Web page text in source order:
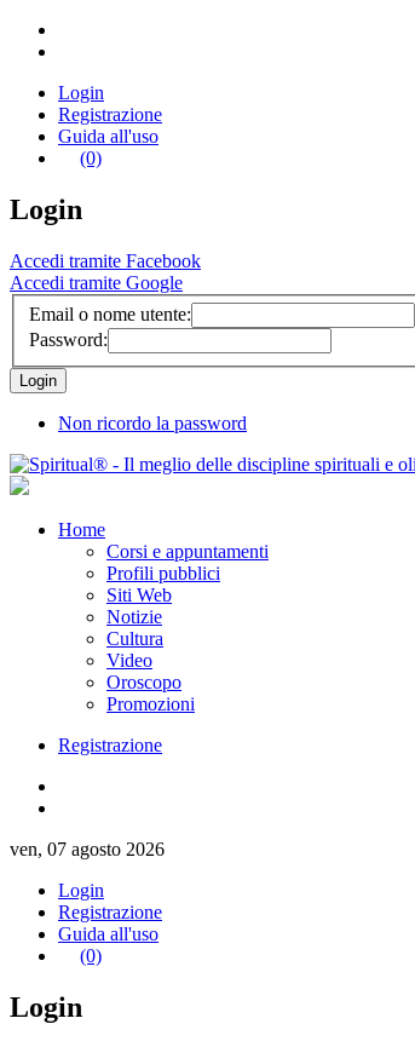
Login
Registrazione
Guida all'uso
(0)
Login
Accedi tramite Facebook
Accedi tramite Google
Email o nome utente:
Password:
Non ricordo la password
Home
Corsi e appuntamenti
Profili pubblici
Siti Web
Notizie
Cultura
Video
Oroscopo
Promozioni
Registrazione
ven, 07 agosto 2026
Login
Registrazione
Guida all'uso
(0)
Login